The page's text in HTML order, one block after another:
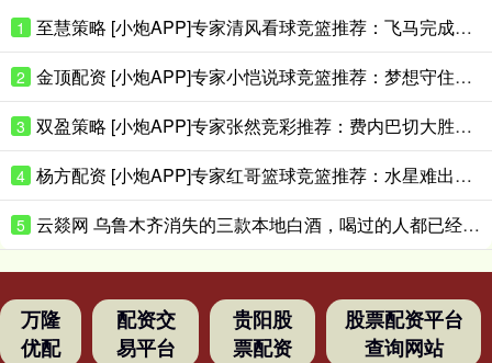
1 至慧策略 [小炮APP]专家清风看球竞篮推荐：飞马完成复仇
2 金顶配资 [小炮APP]专家小恺说球竞篮推荐：梦想守住主场
3 双盈策略 [小炮APP]专家张然竞彩推荐：费内巴切大胜对手
4 杨方配资 [小炮APP]专家红哥篮球竞篮推荐：水星难出大分
5 云燚网 乌鲁木齐消失的三款本地白酒，喝过的人都已经是当爷爷的人了吧？
万隆
优配
配资交
易平台
贵阳股
票配资
股票配资平台
查询网站